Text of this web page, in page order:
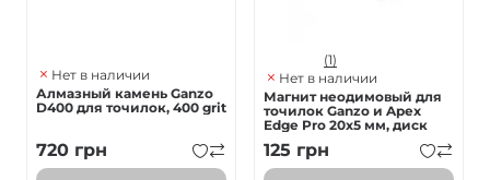
Нет в наличии
Алмазный камень Ganzo
D400 для точилок, 400 grit
720 грн
(1)
Нет в наличии
Магнит неодимовый для
точилок Ganzo и Apex
Edge Pro 20х5 мм, диск
125 грн